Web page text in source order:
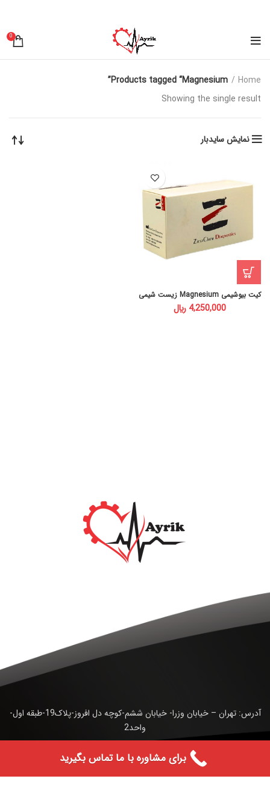
0
Home
Products tagged “Magnesium”
Showing the single result
نمایش سایدبار
کیت بیوشیمی Magnesium زیست شیمی
﷼
آدرس: تهران – خیابان وزرا- خیابان ششم-کوچه دل افروز-پلاک19-طبقه اول-
واحد2
برای مشاوره با ما تماس بگیرید